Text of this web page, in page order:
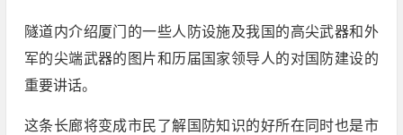
隧道内介绍厦门的一些人防设施及我国的高尖武器和外
军的尖端武器的图片和历届国家领导人的对国防建设的
重要讲话。
这条长廊将变成市民了解国防知识的好所在同时也是市